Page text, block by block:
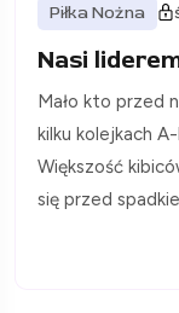
Piłka Nożna
Nasi
Mało kto przed
kilku kolejkach
Większość
się przed